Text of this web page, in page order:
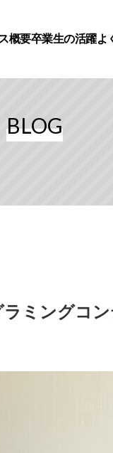
概要卒業生の活躍よ
BLOG
ミングコ